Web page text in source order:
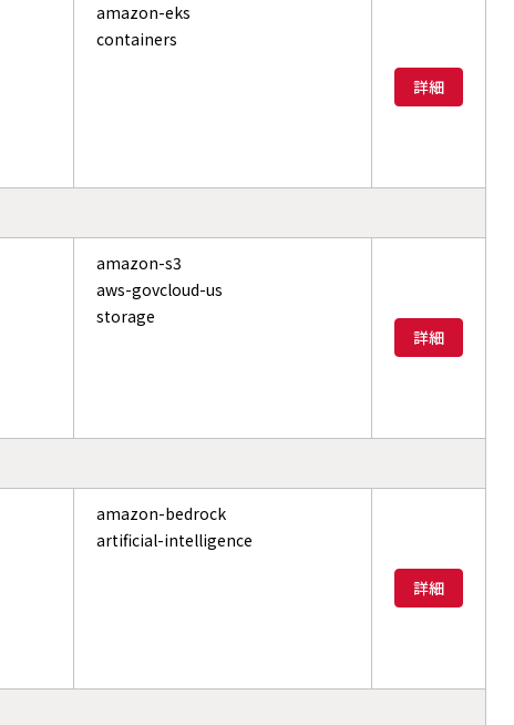
amazon-eks
containers
詳細
amazon-s3
aws-govcloud-us
storage
詳細
amazon-bedrock
artificial-intelligence
詳細